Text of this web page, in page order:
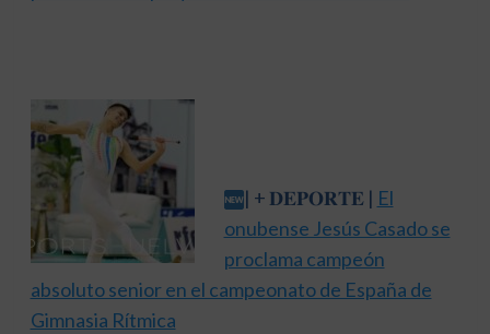
| + 𝐃𝐄𝐏𝐎𝐑𝐓𝐄 | El
onubense Jesús Casado se
proclama campeón
absoluto senior en el campeonato de España de
Gimnasia Rítmica